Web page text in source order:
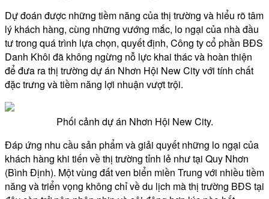
Dự đoán được những tiềm năng của thị trường và hiểu rõ tâm
lý khách hàng, cùng những vướng mắc, lo ngại của nhà đầu
tư trong quá trình lựa chọn, quyết định, Công ty cổ phần BĐS
Danh Khôi đã không ngừng nỗ lực khai thác và hoàn thiện
để đưa ra thị trường dự án Nhơn Hội New City với tính chất
đặc trưng và tiềm năng lợi nhuận vượt trội.
Phối cảnh dự án Nhơn Hội New City.
Đáp ứng nhu cầu sản phẩm và giải quyết những lo ngại của
khách hàng khi tiến về thị trường tỉnh lẻ như tại Quy Nhơn
(Bình Định). Một vùng đất ven biển miền Trung với nhiều tiềm
năng và triển vọng không chỉ về du lịch mà thị trường BĐS tại